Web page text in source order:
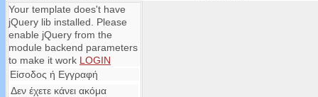
Your template does't have
jQuery lib installed. Please
enable jQuery from the
module backend parameters
to make it work LOGIN
Είσοδος ή Εγγραφή
Δεν έχετε κάνει ακόμα